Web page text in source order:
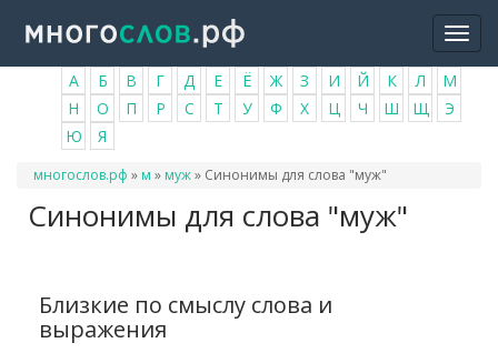
основному
содержанию
А Б В Г Д Е Ё Ж З И Й К Л
М
Н
О П Р С Т У Ф Х Ц Ч Ш Щ
Э
Ю
Я
Вы
многослов.рф » м » муж» Синонимы для слова "муж"
Синонимы для слова "муж"
Близкие по смыслу слова и
выражения